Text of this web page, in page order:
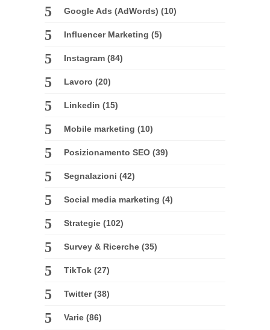
Google Ads (AdWords) (10)
Influencer Marketing (5)
Instagram (84)
Lavoro (20)
Linkedin (15)
Mobile marketing (10)
Posizionamento SEO (39)
Segnalazioni (42)
Social media marketing (4)
Strategie (102)
Survey & Ricerche (35)
TikTok (27)
Twitter(38)
Varie (86)